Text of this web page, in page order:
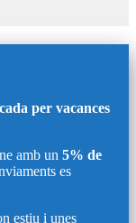
per vacances
amb un 5% de
es
estiu i unes